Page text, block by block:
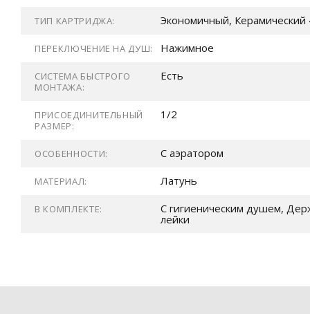
ТИП КАРТРИДЖА: Экономичный, Керамический
ПЕРЕКЛЮЧЕНИЕ НА ДУШ: Нажимное
СИСТЕМА БЫСТРОГО
МОНТАЖА:
Есть
ПРИСОЕДИНИТЕЛЬНЫЙ
РАЗМЕР:
1/2
ОСОБЕННОСТИ: С аэратором
МАТЕРИАЛ: Латунь
В КОМПЛЕКТЕ:
С гигиеническим душем,
лейки